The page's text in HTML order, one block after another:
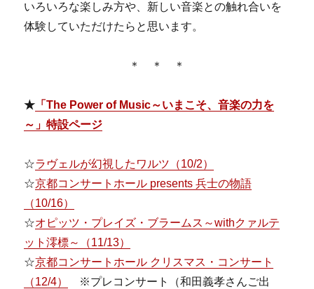
いろいろな楽しみ方や、新しい音楽との触れ合いを
体験していただけたらと思います。
＊ ＊ ＊
★ 「The Power of Music～いまこそ、音楽の力を
～」特設ページ
☆ラヴェルが幻視したワルツ（10/2）
☆京都コンサートホール presents 兵士の物語
（10/16）
☆オピッツ・プレイズ・ブラームス～withクァルテ
ット澪標～（11/13）
☆京都コンサートホール クリスマス・コンサート
（12/4）
※プレコンサート（和田義孝さんご出